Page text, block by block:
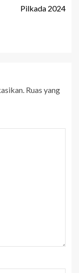
Pilkada 2024
Ruas yang